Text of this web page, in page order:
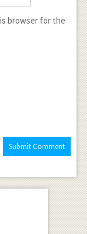
browser for the